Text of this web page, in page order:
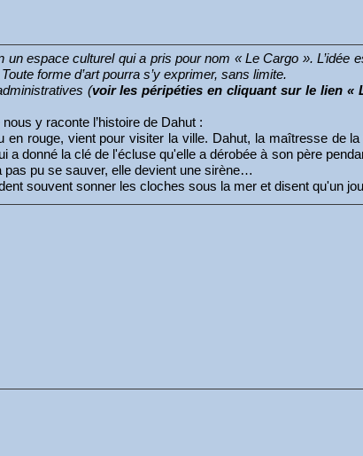
espace culturel qui a pris pour nom « Le Cargo ». L’idée
forme d’art pourra s’y exprimer, sans limite.
(voir les péripéties en cliquant sur le lien «
y raconte l’histoire de Dahut :
rouge, vient pour visiter la ville. Dahut, la maîtresse de
donné la clé de l'écluse qu'elle a dérobée à son père
pas pu se sauver, elle devient une sirène…
souvent sonner les cloches sous la mer et disent qu'un